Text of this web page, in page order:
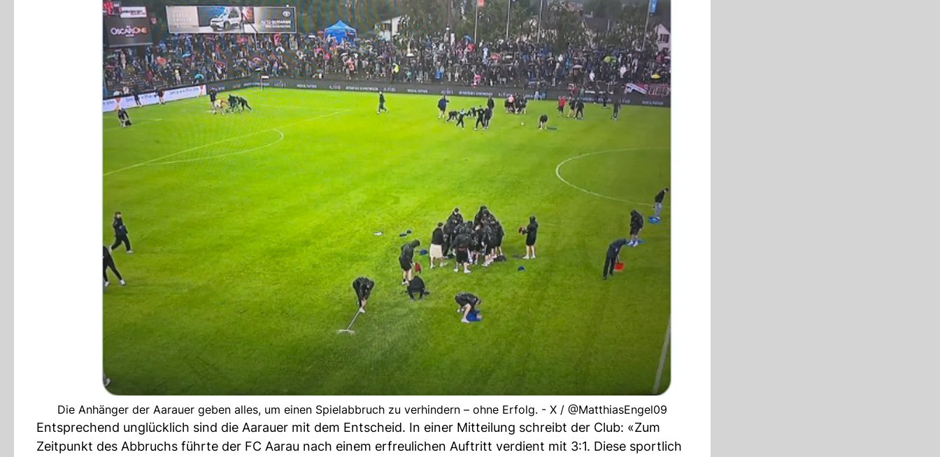
Die Anhänger der Aarauer geben alles, um einen Spielabbruch zu verhindern – ohne Erfolg. - X / @MatthiasEngel09
Entsprechend unglücklich sind die Aarauer mit dem Entscheid. In einer Mitteilung schreibt der Club: «Zum
Zeitpunkt des Abbruchs führte der FC Aarau nach einem erfreulichen Auftritt verdient mit 3:1. Diese sportlich